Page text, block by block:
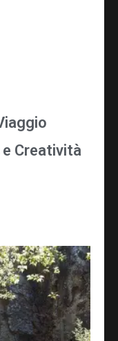
Creatività